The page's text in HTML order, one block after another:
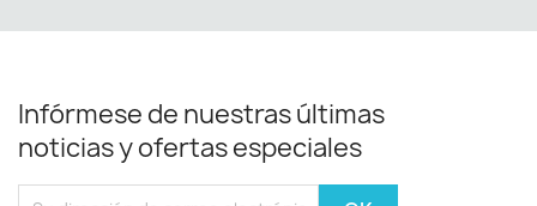
Infórmese de nuestras últimas
noticias y ofertas especiales